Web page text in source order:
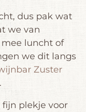
dus pak wat
we van
luncht of
we dit langs
Zuster
.
fijn plekje voor